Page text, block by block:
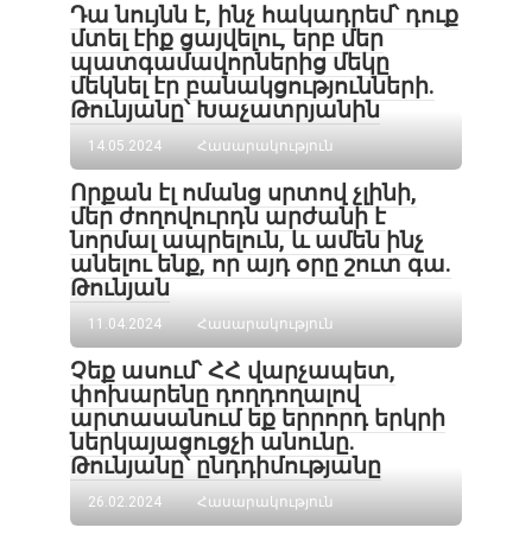
Դա նույնն է, ինչ հակադրեմ՝ դուք
մտել էիք ցայվելու, երբ մեր
պատգամավորներից մեկը
մեկնել էր բանակցությունների.
Թունյանը՝ Խաչատրյանին
14.05.2024 Հասարակություն
Որքան էլ ոմանց սրտով չլինի,
մեր ժողովուրդն արժանի է
նորմալ ապրելուն, և ամեն ինչ
անելու ենք, որ այդ օրը շուտ գա․
Թունյան
11.04.2024 Հասարակություն
Չեք ասում՝ ՀՀ վարչապետ,
փոխարենը դողդողալով
արտասանում եք երրորդ երկրի
ներկայացուցչի անունը․
Թունյանը՝ ընդդիմությանը
26.02.2024 Հասարակություն